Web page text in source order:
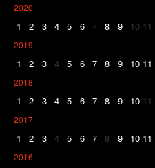
2020
1 2 3 4 5 6 7 8 9 10 11
2019
1 2 3 4 5 6 7 8 9 10 11
2018
1 2 3 4 5 6 7 8 9 10 11
2017
1 2 3 4 5 6 7 8 9 10 11
2016